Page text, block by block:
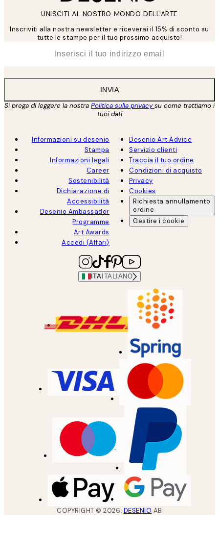
UNISCITI AL NOSTRO MONDO DELL'ARTE
Inscriviti alla nostra newsletter e riceverai il 15% di sconto su
tutte le stampe per il tuo prossimo acquisto!
INVIA
Si prega di leggere la nostra Politica sulla privacysu come trattiamo i
tuoi dati
Informazioni su desenio
Stampa
Informazioni legali
Career
Sostenibilità
Dichiarazione di
Accessibilità
Desenio Ambassador
Programme
Art Awards
Accedi (Affari)
Desenio Art Advice
Servizio clienti
Traccia il tuo ordine
Condizioni di acquisto
Privacy
Cookies
Richiesta annullamento
ordine
Gestire i cookie
ITA ITALIANO
COPYRIGHT ©2026, DESENIO AB